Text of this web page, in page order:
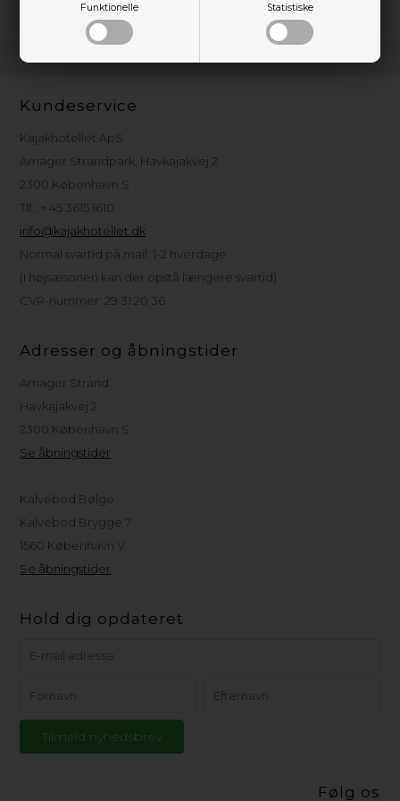
Funktionelle Statistiske
Kundeservice
Kajakhotellet ApS
Amager Strandpark, Havkajakvej 2
2300 København S
Tlf.: + 45 3615 1610
info@kajakhotellet.dk
Normal svartid på mail: 1-2 hverdage
(I højsæsonen kan der opstå længere svartid)
CVR-nummer: 29 31 20 36
Adresser og åbningstider
Amager Strand
Havkajakvej 2
2300 København S
Se åbningstider
Kalvebod Bølge
Kalvebod Brygge 7
1560 København V
Se åbningstider
Hold dig opdateret
Følg os